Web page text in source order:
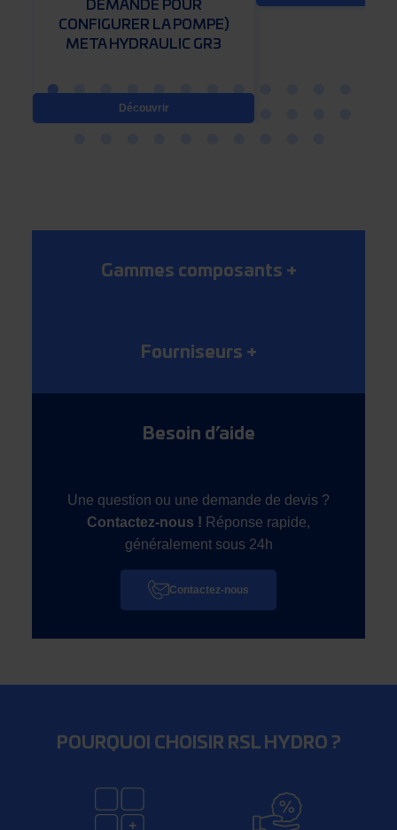
DEMANDE POUR
CONFIGURER LA POMPE)
META HYDRAULIC GR3
Découvrir
Gammes composants +
Fourniseurs +
Besoin d’aide
Une question ou une demande de devis ?
Contactez-nous ! Réponse rapide,
généralement sous 24h
Contactez-nous
POURQUOI CHOISIR RSL HYDRO ?